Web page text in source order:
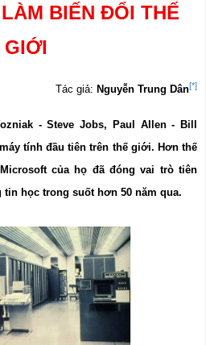
BIẾN ĐỔI THẾ
GIỚI
Tác giả: Nguyễn Trung Dân[*]
- Steve Jobs, Paul Allen - Bill
tính đầu tiên trên thế giới. Hơn thế
của họ đã đóng vai trò tiên
học trong suốt hơn 50 năm qua.